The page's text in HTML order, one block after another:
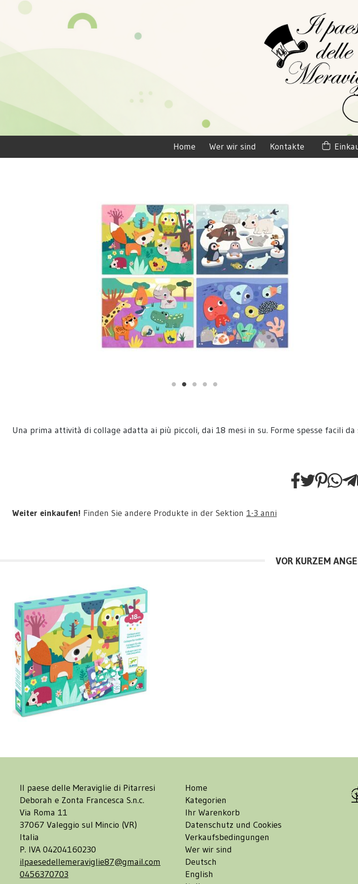
Home Wer wir sind Kontakte
Una prima attività di collage adatta ai più piccoli, dai 18 mesi in su. Forme spesse facili
Weiter einkaufen! Finden Sie andere Produkte in der Sektion 1-3 anni
VOR KURZEM
Il paese delle Meraviglie di Pitarresi
Deborah e Zonta Francesca S.n.c.
Via Roma 11
37067 Valeggio sul Mincio (VR)
Italia
P. IVA 04204160230
ilpaesedellemeraviglie87@gmail.com
0456370703
Home
Kategorien
Ihr Warenkorb
Datenschutz und Cookies
Verkaufsbedingungen
Wer wir sind
Deutsch
English